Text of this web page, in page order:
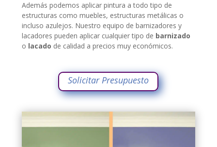
Además podemos aplicar pintura a todo tipo de
estructuras como muebles, estructuras metálicas o
incluso azulejos. Nuestro equipo de barnizadores y
lacadores pueden aplicar cualquier tipo de barnizado
o lacado de calidad a precios muy económicos.
Solicitar Presupuesto